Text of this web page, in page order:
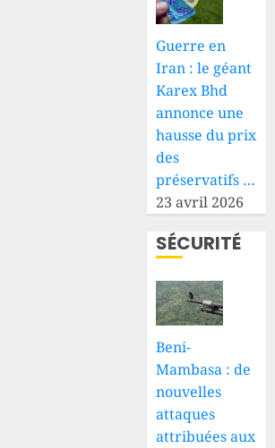
Guerre en
Iran : le géant
Karex Bhd
annonce une
hausse du prix
des
préservatifs …
23 avril 2026
SÉCURITÉ
Beni-
Mambasa : de
nouvelles
attaques
attribuées aux